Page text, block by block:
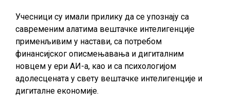
Учесници су имали прилику да се упознају са
савременим алатима вештачке интелигенције
применљивим у настави, са потребом
финансијског описмењавања и дигиталним
новцем у ери АИ-а, као и са психологијом
адолесцената у свету вештачке интелигенције и
дигиталне економије.